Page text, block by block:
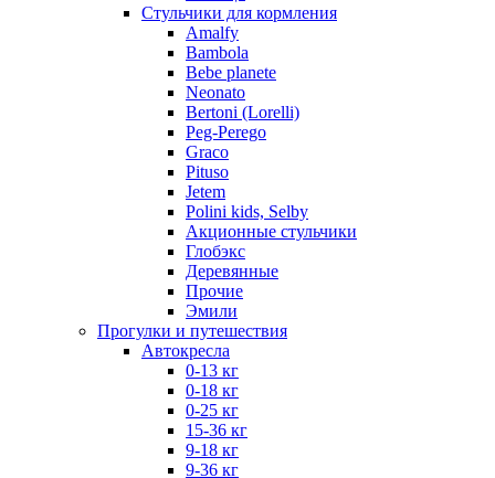
Стульчики для кормления
Amalfy
Bambola
Bebe planete
Neonato
Bertoni (Lorelli)
Peg-Perego
Graco
Pituso
Jetem
Polini kids, Selby
Акционные стульчики
Глобэкс
Деревянные
Прочие
Эмили
Прогулки и путешествия
Автокресла
0-13 кг
0-18 кг
0-25 кг
15-36 кг
9-18 кг
9-36 кг